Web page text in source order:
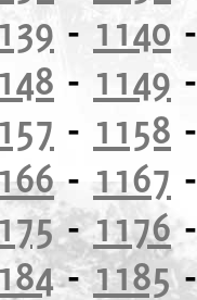
- 1140
- 1149
- 1158
- 1167
-1176
-1185